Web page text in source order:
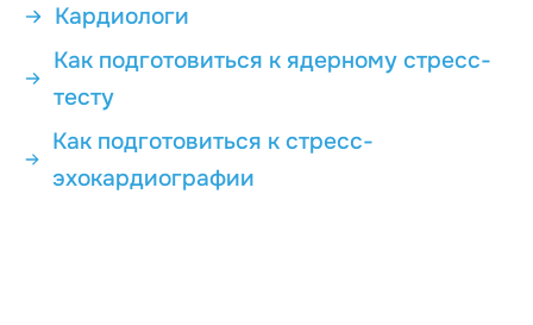
Кардиологи
Как подготовиться к ядерному стресс-
тесту
Как подготовиться к стресс-
эхокардиографии